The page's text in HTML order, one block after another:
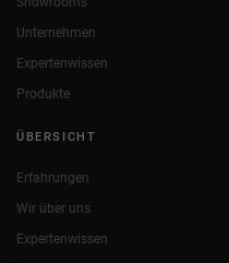
Unternehmen
Expertenwissen
Produkte
ÜBERSICHT
Erfahrungen
Wir über uns
Expertenwissen